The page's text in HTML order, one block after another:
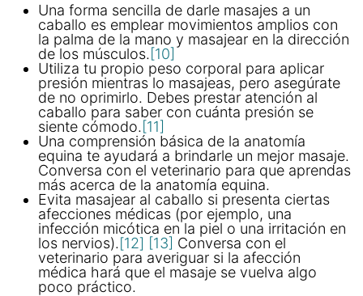
Una forma sencilla de darle masajes a un
caballo es emplear movimientos amplios con
la palma de la mano y masajear en la dirección
de los músculos. [10]
Utiliza tu propio peso corporal para aplicar
presión mientras lo masajeas, pero asegúrate
de no oprimirlo. Debes prestar atención al
caballo para saber con cuánta presión se
siente cómodo. [11]
Una comprensión básica de la anatomía
equina te ayudará a brindarle un mejor masaje.
Conversa con el veterinario para que aprendas
más acerca de la anatomía equina.
Evita masajear al caballo si presenta ciertas
afecciones médicas (por ejemplo, una
infección micótica en la piel o una irritación en
los nervios).[12] [13] Conversa con el
veterinario para averiguar si la afección
médica hará que el masaje se vuelva algo
poco práctico.